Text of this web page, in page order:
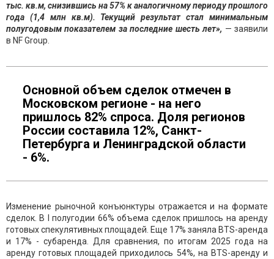
тыс. кв.м, снизившись на 57% к аналогичному периоду прошлого
года (1,4 млн кв.м). Текущий результат стал минимальным
полугодовым показателем за последние шесть лет», — заявили
в NF Group.
Основной объем сделок отмечен в
Московском регионе - на него
пришлось 82% спроса. Доля регионов
России составила 12%, Санкт-
Петербурга и Ленинградской области
- 6%.
Изменение рыночной конъюнктуры отражается и на формате
сделок. В I полугодии 66% объема сделок пришлось на аренду
готовых спекулятивных площадей. Еще 17% заняла BTS-аренда
и 17% - субаренда. Для сравнения, по итогам 2025 года на
аренду готовых площадей приходилось 54%, на BTS-аренду и